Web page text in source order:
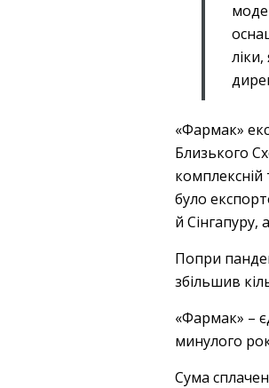
«Фармак»
Близького
було
й
Попри
збільшив
«Фармак» –
минулого
Сума